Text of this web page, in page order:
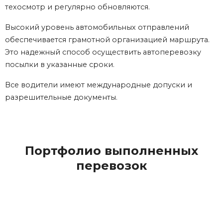
техосмотр и регулярно обновляются.
Высокий уровень автомобильных отправлений
обеспечивается грамотной организацией маршрута.
Это надежный способ осуществить автоперевозку
посылки в указанные сроки.
Все водители имеют международные допуски и
разрешительные документы.
Портфолио выполненных
перевозок